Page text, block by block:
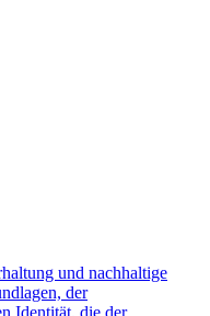
und nachhaltige
der
Identität, die der